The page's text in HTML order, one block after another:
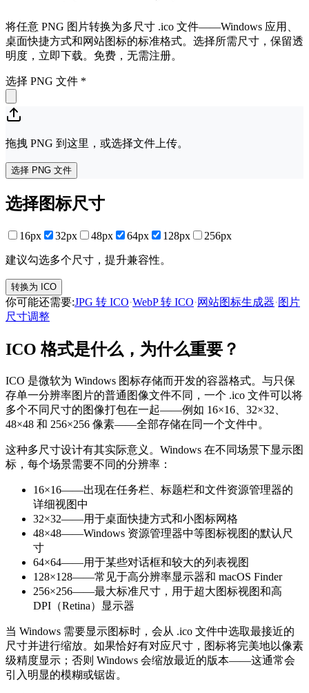
将任意 PNG 图片转换为多尺寸 .ico 文件——Windows 应用、
桌面快捷方式和网站图标的标准格式。选择所需尺寸，保留透
明度，立即下载。免费，无需注册。
选择 PNG 文件 *
拖拽 PNG 到这里，或选择文件上传。
选择 PNG 文件
选择图标尺寸
16px 32px 48px 64px 128px 256px
建议勾选多个尺寸，提升兼容性。
转换为 ICO
你可能还需要:JPG 转 ICO·WebP 转 ICO·网站图标生成器·图片
尺寸调整
ICO 格式是什么，为什么重要？
ICO 是微软为 Windows 图标存储而开发的容器格式。与只保
存单一分辨率图片的普通图像文件不同，一个 .ico 文件可以将
多个不同尺寸的图像打包在一起——例如 16×16、32×32、
48×48 和 256×256 像素——全部存储在同一个文件中。
这种多尺寸设计有其实际意义。Windows 在不同场景下显示图
标，每个场景需要不同的分辨率：
16×16——出现在任务栏、标题栏和文件资源管理器的
详细视图中
32×32——用于桌面快捷方式和小图标网格
48×48——Windows 资源管理器中等图标视图的默认尺
寸
64×64——用于某些对话框和较大的列表视图
128×128——常见于高分辨率显示器和 macOS Finder
256×256——最大标准尺寸，用于超大图标视图和高
DPI（Retina）显示器
当 Windows 需要显示图标时，会从 .ico 文件中选取最接近的
尺寸并进行缩放。如果恰好有对应尺寸，图标将完美地以像素
级精度显示；否则 Windows 会缩放最近的版本——这通常会
引入明显的模糊或锯齿。